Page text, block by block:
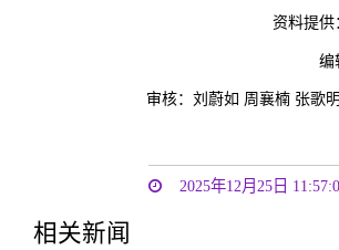
资料提供
编
审核： 刘蔚如 周襄楠 张歌
2025年12月25日
相关新闻